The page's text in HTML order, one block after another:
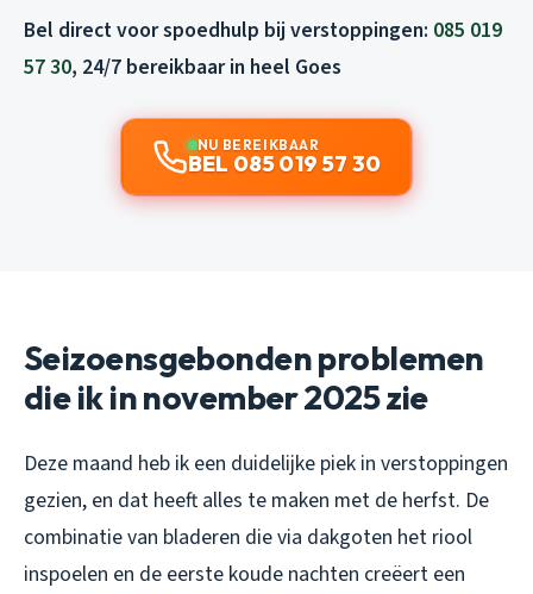
Bel direct voor spoedhulp bij verstoppingen: 085 019
57 30, 24/7 bereikbaar in heel Goes
NU BEREIKBAAR
BEL 085 019 57 30
Seizoensgebonden problemen
die ik in november 2025 zie
Deze maand heb ik een duidelijke piek in verstoppingen
gezien, en dat heeft alles te maken met de herfst. De
combinatie van bladeren die via dakgoten het riool
inspoelen en de eerste koude nachten creëert een